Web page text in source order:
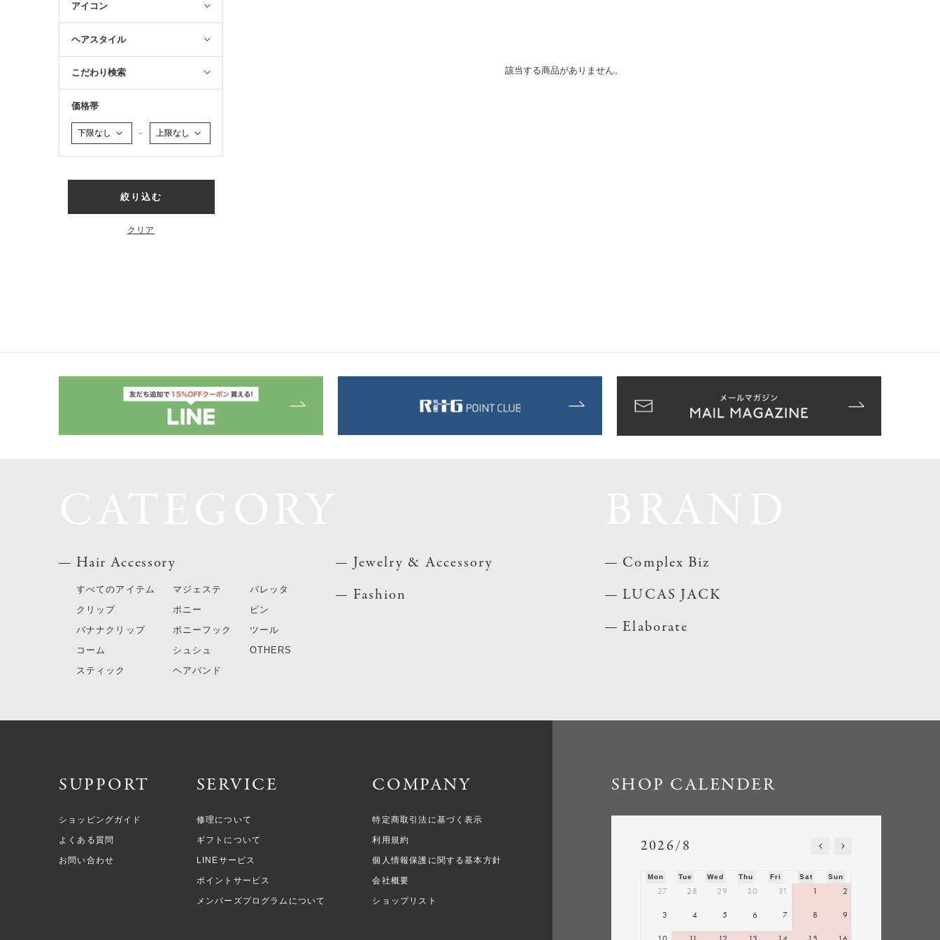
アイコン
ヘアスタイル
こだわり検索
価格帯
～
絞り込む
クリア
該当する商品がありません。
Hair Accessory
すべてのアイテム
クリップ
バナナクリップ
コーム
スティック
マジェステ
ポニー
ポニーフック
シュシュ
ヘアバンド
バレッタ
ピン
ツール
OTHERS
Jewelry & Accessory
Fashion
Complex Biz
LUCAS JACK
Elaborate
SUPPORT
ショッピングガイド
よくある質問
お問い合わせ
SERVICE
修理について
ギフトについて
LINEサービス
ポイントサービス
メンバーズプログラムについて
COMPANY
特定商取引法に基づく表示
利用規約
個人情報保護に関する基本方針
会社概要
ショップリスト
SHOP CALENDER
2026/8
Mon Tue Wed Thu Fri Sat Sun
27 28 29 30 31 1 2
3 4 5 6 7 8 9